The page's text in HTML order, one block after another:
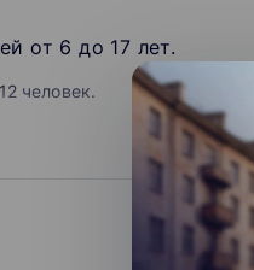
от 6 до 17 лет.
человек.